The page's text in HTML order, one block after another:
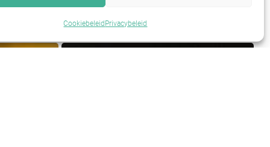
Cookiebeleid Privacybeleid
ze hieronder.